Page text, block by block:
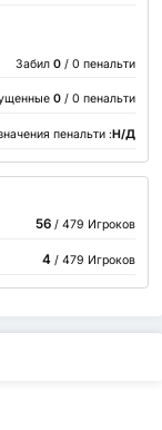
Забил 0 / 0 пенальти
0 / 0 пенальти
пенальти :Н/Д
56/ 479 Игроков
4/ 479 Игроков